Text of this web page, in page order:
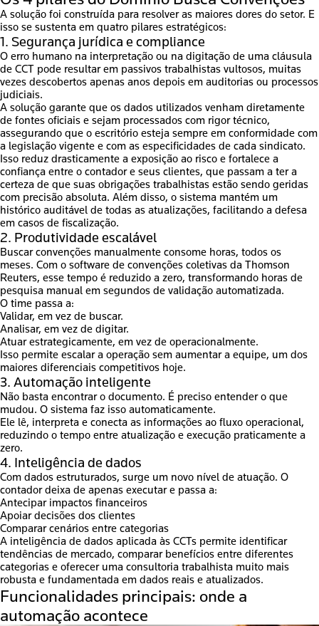
A solução foi construída para resolver as maiores dores do setor. E
isso se sustenta em quatro pilares estratégicos:
1. Segurança jurídica e compliance
O erro humano na interpretação ou na digitação de uma cláusula
de CCT pode resultar em passivos trabalhistas vultosos, muitas
vezes descobertos apenas anos depois em auditorias ou processos
judiciais.
A solução garante que os dados utilizados venham diretamente
de fontes oficiais e sejam processados com rigor técnico,
assegurando que o escritório esteja sempre em conformidade com
a legislação vigente e com as especificidades de cada sindicato.
Isso reduz drasticamente a exposição ao risco e fortalece a
confiança entre o contador e seus clientes, que passam a ter a
certeza de que suas obrigações trabalhistas estão sendo geridas
com precisão absoluta. Além disso, o sistema mantém um
histórico auditável de todas as atualizações, facilitando a defesa
em casos de fiscalização.
2. Produtividade escalável
Buscar convenções manualmente consome horas, todos os
meses. Com o software de convenções coletivas da Thomson
Reuters, esse tempo é reduzido a zero, transformando horas de
pesquisa manual em segundos de validação automatizada.
O time passa a:
Validar, em vez de buscar.
Analisar, em vez de digitar.
Atuar estrategicamente, em vez de operacionalmente.
Isso permite escalar a operação sem aumentar a equipe, um dos
maiores diferenciais competitivos hoje.
3. Automação inteligente
Não basta encontrar o documento. É preciso entender o que
mudou. O sistema faz isso automaticamente.
Ele lê, interpreta e conecta as informações ao fluxo operacional,
reduzindo o tempo entre atualização e execução praticamente a
zero.
4. Inteligência de dados
Com dados estruturados, surge um novo nível de atuação. O
contador deixa de apenas executar e passa a:
Antecipar impactos financeiros
Apoiar decisões dos clientes
Comparar cenários entre categorias
A inteligência de dados aplicada às CCTs permite identificar
tendências de mercado, comparar benefícios entre diferentes
categorias e oferecer uma consultoria trabalhista muito mais
robusta e fundamentada em dados reais e atualizados.
Funcionalidades principais: onde a
automação acontece